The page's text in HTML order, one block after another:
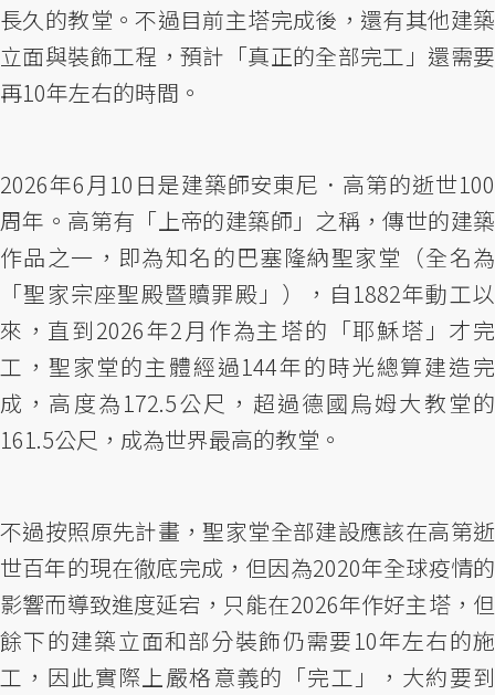
長久的教堂。不過目前主塔完成後，還有其他建築
立面與裝飾工程，預計「真正的全部完工」還需要
再10年左右的時間。
2026年6月10日是建築師安東尼．高第的逝世100
周年。高第有「上帝的建築師」之稱，傳世的建築
作品之一，即為知名的巴塞隆納聖家堂（全名為
「聖家宗座聖殿暨贖罪殿」），自1882年動工以
來，直到2026年2月作為主塔的「耶穌塔」才完
工，聖家堂的主體經過144年的時光總算建造完
成，高度為172.5公尺，超過德國烏姆大教堂的
161.5公尺，成為世界最高的教堂。
不過按照原先計畫，聖家堂全部建設應該在高第逝
世百年的現在徹底完成，但因為2020年全球疫情的
影響而導致進度延宕，只能在2026年作好主塔，但
餘下的建築立面和部分裝飾仍需要10年左右的施
工，因此實際上嚴格意義的「完工」，大約要到